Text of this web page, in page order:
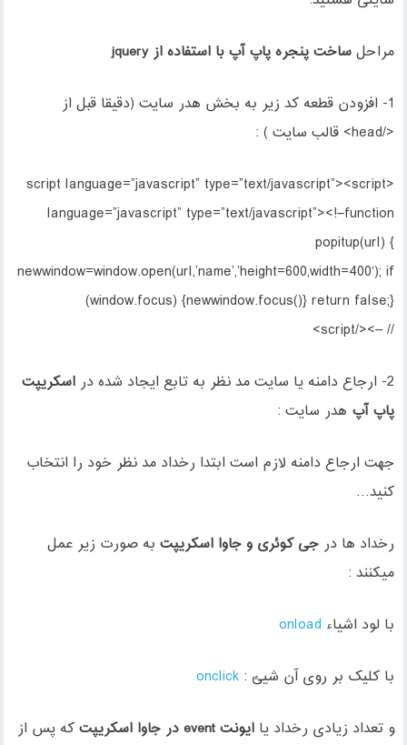
مراحلساخت پنجره پاپ آپ با استفاده از jquery
1- افزودن قطعه کد زیر به بخش هدر سایت (دقیقا قبل از
</head> قالب سایت ) :
<script language=”javascript” type=”text/javascript”><script
language=”javascript” type=”text/javascript”><!–function
popitup(url) {
newwindow=window.open(url,’name’,’height=600,width=400′); if
(window.focus) {newwindow.focus()} return false;}
// –></script>
2- ارجاع دامنه یا سایت مد نظر به تابع ایجاد شده در
اسکریپت
پاپ آپ هدر سایت :
جهت ارجاع دامنه لازم است ابتدا رخداد مد نظر خود را انتخاب
کنید…
رخداد ها درجی کوئری و جاوا اسکریپت به صورت زیر عمل
میکنند :
با لود اشیاء onload
با کلیک بر روی آن شیئ :onclick
و تعداد زیادی رخداد یاایونت event در جاوا اسکریپت
که پس از